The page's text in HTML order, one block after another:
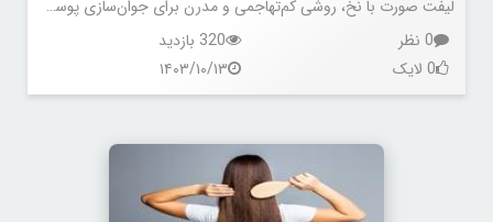
لیفت صورت با نخ، روشی کم‌تهاجمی و مدرن برای جوان‌سازی پوست. بدون جراحی، با تحریک کلاژن‌سازی و نتایجی طبیعی، افتادگی و چین‌وچروک را کاهش دهید.
0 نظر
320 بازدید
0 لایک
۱۴۰۳/۱۰/۱۳